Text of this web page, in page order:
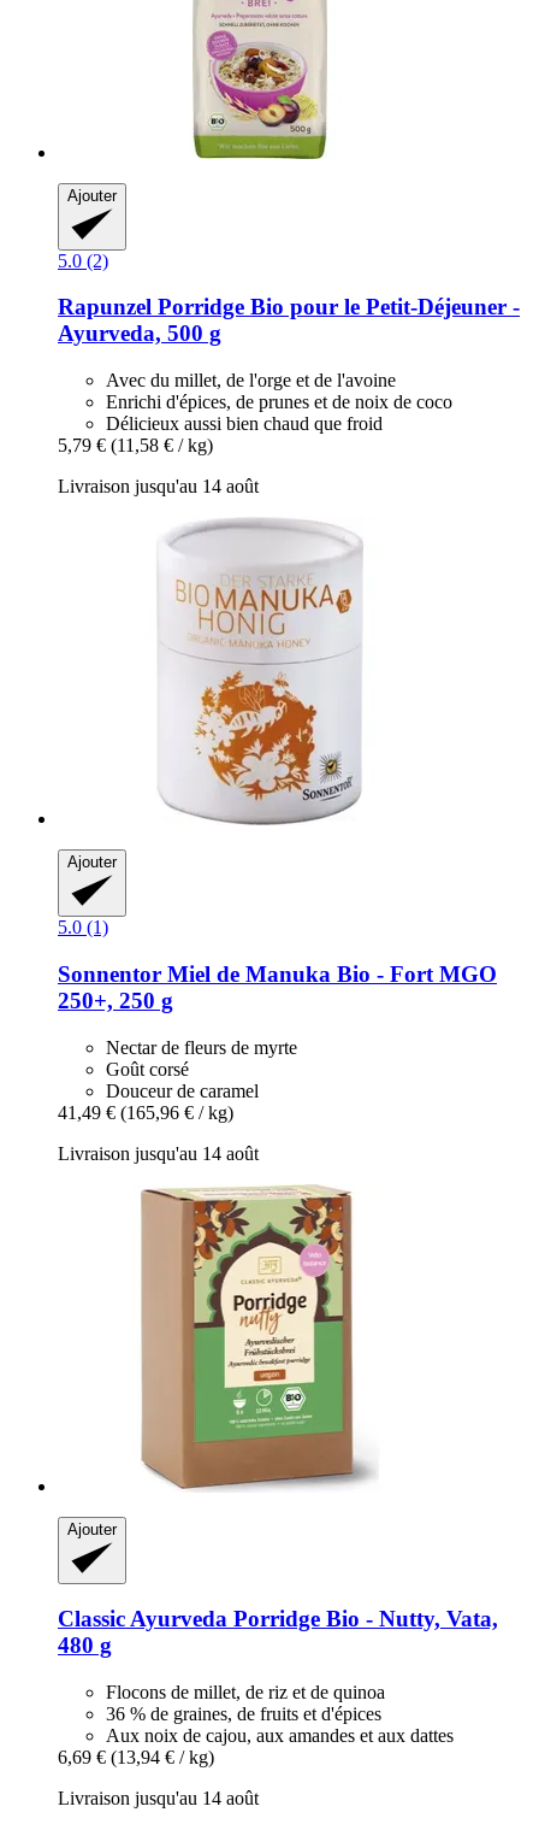
Ajouter
5.0 (2)
Rapunzel Porridge Bio pour le Petit-​Déjeuner -​
Ayurveda, 500 g
Avec du millet, de l'orge et de l'avoine
Enrichi d'épices, de prunes et de noix de coco
Délicieux aussi bien chaud que froid
5,79 € (11,58 € / kg)
Livraison jusqu'au 14 août
Ajouter
5.0 (1)
Sonnentor Miel de Manuka Bio -​ Fort MGO
250+, 250 g
Nectar de fleurs de myrte
Goût corsé
Douceur de caramel
41,49 € (165,96 € / kg)
Livraison jusqu'au 14 août
Ajouter
Classic Ayurveda Porridge Bio -​ Nutty, Vata,
480 g
Flocons de millet, de riz et de quinoa
36 % de graines, de fruits et d'épices
Aux noix de cajou, aux amandes et aux dattes
6,69 € (13,94 € / kg)
Livraison jusqu'au 14 août